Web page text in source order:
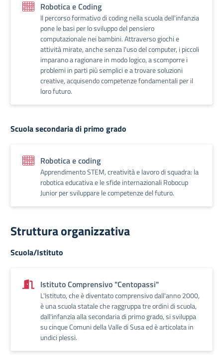
Robotica e Coding
Il percorso formativo di coding nella scuola dell'infanzia
pone le basi per lo sviluppo del pensiero
computazionale nei bambini. Attraverso giochi e
attività mirate, anche senza l'uso del computer, i piccoli
imparano a ragionare in modo logico, a scomporre i
problemi in parti più semplici e a trovare soluzioni
creative, acquisendo competenze fondamentali per il
loro futuro.
Scuola secondaria di primo grado
Robotica e coding
Apprendimento STEM, creatività e lavoro di squadra: la
robotica educativa e le sfide internazionali Robocup
Junior per sviluppare le competenze del futuro.
Struttura organizzativa
Scuola/Istituto
Istituto Comprensivo "Centopassi"
L'Istituto, che è diventato comprensivo dall'anno 2000,
è una scuola statale che raggruppa tre ordini di scuola,
dall'infanzia alla secondaria di primo grado, si sviluppa
su cinque Comuni della Valle di Susa ed è articolata in
undici plessi.